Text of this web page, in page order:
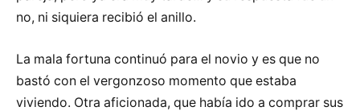
no, ni siquiera recibió el anillo.
La mala fortuna continuó para el novio y es que no
bastó con el vergonzoso momento que estaba
viviendo. Otra aficionada, que había ido a comprar sus